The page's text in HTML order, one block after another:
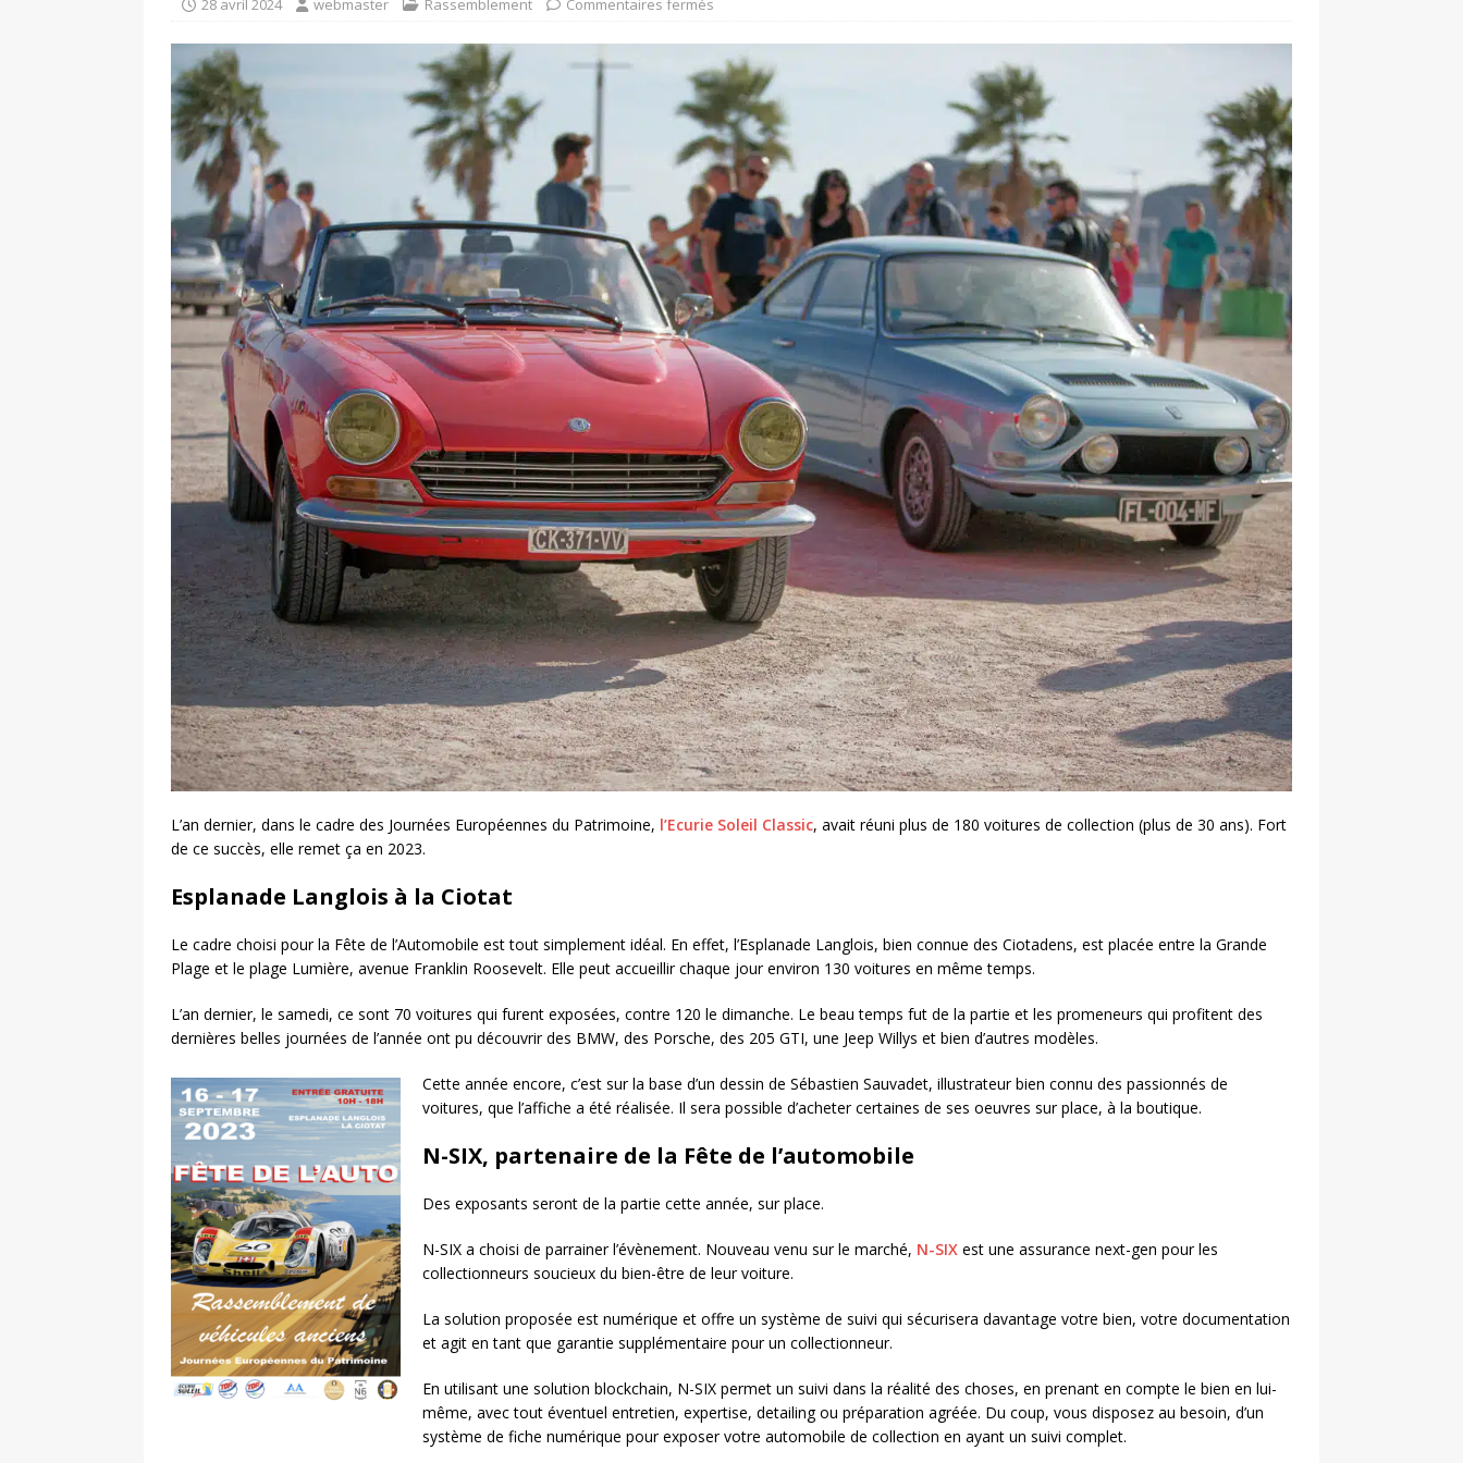
28 avril 2024 webmaster Rassemblement Commentaires fermés
L’an dernier, dans le cadre des Journées Européennes du Patrimoine, l’Ecurie Soleil Classic, avait réuni plus de 180 voitures de collection (plus de 30 ans). Fort
de ce succès, elle remet ça en 2023.
Esplanade Langlois à la Ciotat
Le cadre choisi pour la Fête de l’Automobile est tout simplement idéal. En effet, l’Esplanade Langlois, bien connue des Ciotadens, est placée entre la Grande
Plage et le plage Lumière, avenue Franklin Roosevelt. Elle peut accueillir chaque jour environ 130 voitures en même temps.
L’an dernier, le samedi, ce sont 70 voitures qui furent exposées, contre 120 le dimanche. Le beau temps fut de la partie et les promeneurs qui profitent des
dernières belles journées de l’année ont pu découvrir des BMW, des Porsche, des 205 GTI, une Jeep Willys et bien d’autres modèles.
Cette année encore, c’est sur la base d’un dessin de Sébastien Sauvadet, illustrateur bien connu des passionnés de
voitures, que l’affiche a été réalisée. Il sera possible d’acheter certaines de ses oeuvres sur place, à la boutique.
N-SIX, partenaire de la Fête de l’automobile
Des exposants seront de la partie cette année, sur place.
N-SIX a choisi de parrainer l’évènement. Nouveau venu sur le marché, N-SIX est une assurance next-gen pour les
collectionneurs soucieux du bien-être de leur voiture.
La solution proposée est numérique et offre un système de suivi qui sécurisera davantage votre bien, votre documentation
et agit en tant que garantie supplémentaire pour un collectionneur.
En utilisant une solution blockchain, N-SIX permet un suivi dans la réalité des choses, en prenant en compte le bien en lui-
même, avec tout éventuel entretien, expertise, detailing ou préparation agréée. Du coup, vous disposez au besoin, d’un
système de fiche numérique pour exposer votre automobile de collection en ayant un suivi complet.